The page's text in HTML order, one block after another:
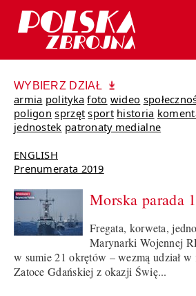
WYBIERZ DZIAŁ
armia polityka foto wideo
poligon sprzęt sport historia
jednostek patronaty medialne
ENGLISH
Prenumerata 2019
Morska parada
Fregata, korweta,
Marynarki Wojennej
w sumie 21 okrętów – wezmą udział
Zatoce Gdańskiej z okazji Świę...